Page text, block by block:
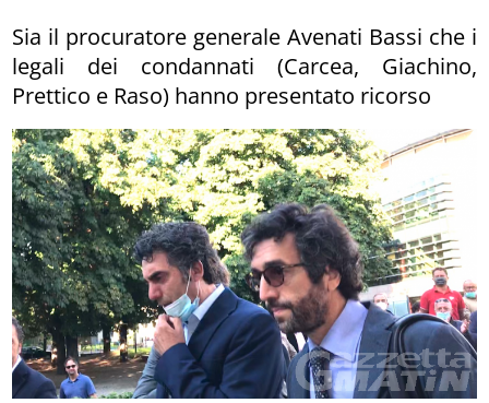
Sia il procuratore generale Avenati Bassi che i
legali dei condannati (Carcea, Giachino,
Prettico e Raso) hanno presentato ricorso